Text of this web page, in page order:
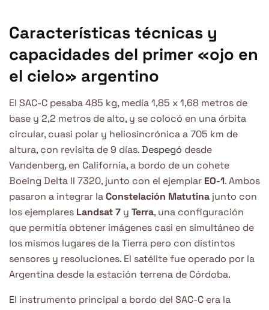
Características técnicas y
capacidades del primer «ojo en
el cielo» argentino
El SAC-C pesaba 485 kg, medía 1,85 x 1,68 metros de
base y 2,2 metros de alto, y se colocó en una órbita
circular, cuasi polar y heliosincrónica a 705 km de
altura, con revisita de 9 días.Despegó desde
Vandenberg, en California, a bordo de un cohete
Boeing Delta II 7320, junto con el ejemplar EO-1. Ambos
pasaron a integrar laConstelación Matutina junto con
los ejemplares Landsat 7 y Terra, una configuración
que permitía obtener imágenes casi en simultáneo de
los mismos lugares de la Tierra pero con distintos
sensores y resoluciones. El satélite fue operado por la
Argentina desde la estación terrena de Córdoba.
El instrumento principal a bordo del SAC-C era la